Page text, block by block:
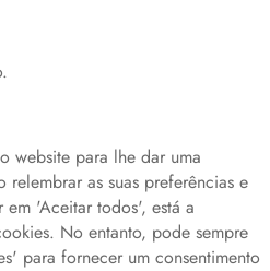
website para lhe dar uma
relembrar as suas preferências e
'Aceitar todos', está a
No entanto, pode sempre
para fornecer um consentimento